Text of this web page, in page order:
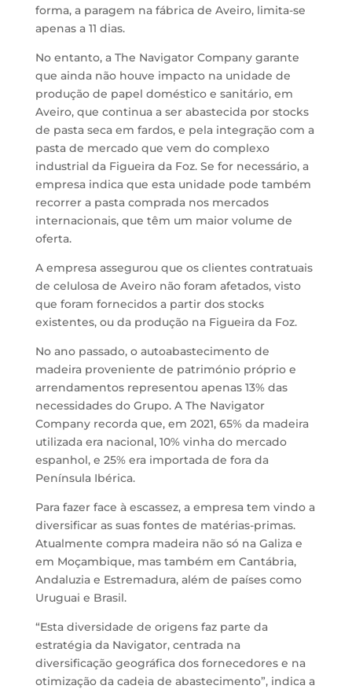
forma, a paragem na fábrica de Aveiro, limita-se
apenas a 11 dias.
No entanto, a The Navigator Company garante
que ainda não houve impacto na unidade de
produção de papel doméstico e sanitário, em
Aveiro, que continua a ser abastecida por stocks
de pasta seca em fardos, e pela integração com a
pasta de mercado que vem do complexo
industrial da Figueira da Foz. Se for necessário, a
empresa indica que esta unidade pode também
recorrer a pasta comprada nos mercados
internacionais, que têm um maior volume de
oferta.
A empresa assegurou que os clientes contratuais
de celulosa de Aveiro não foram afetados, visto
que foram fornecidos a partir dos stocks
existentes, ou da produção na Figueira da Foz.
No ano passado, o autoabastecimento de
madeira proveniente de património próprio e
arrendamentos representou apenas 13% das
necessidades do Grupo. A The Navigator
Company recorda que, em 2021, 65% da madeira
utilizada era nacional, 10% vinha do mercado
espanhol, e 25% era importada de fora da
Península Ibérica.
Para fazer face à escassez, a empresa tem vindo a
diversificar as suas fontes de matérias-primas.
Atualmente compra madeira não só na Galiza e
em Moçambique, mas também em Cantábria,
Andaluzia e Estremadura, além de países como
Uruguai e Brasil.
“Esta diversidade de origens faz parte da
estratégia da Navigator, centrada na
diversificação geográfica dos fornecedores e na
otimização da cadeia de abastecimento”, indica a